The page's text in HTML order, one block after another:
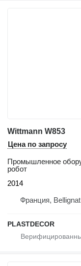
Wittmann W853
Цена по запросу
Промышленное
робот
2014
Франция, Bellignat
PLASTDECOR